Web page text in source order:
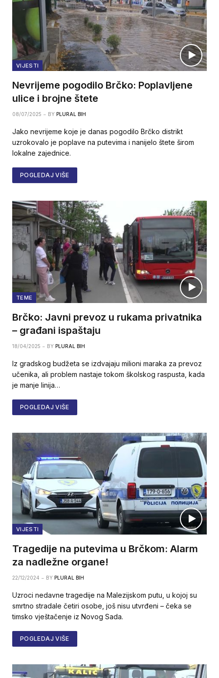
VIJESTI
Nevrijeme pogodilo Brčko: Poplavljene
ulice i brojne štete
08/07/2025 BY PLURAL BIH
Jako nevrijeme koje je danas pogodilo Brčko distrikt
uzrokovalo je poplave na putevima i nanijelo štete širom
lokalne zajednice.
POGLEDAJ VIŠE
TEME
Brčko: Javni prevoz u rukama privatnika
– građani ispaštaju
18/04/2025 BY PLURAL BIH
Iz gradskog budžeta se izdvajaju milioni maraka za prevoz
učenika, ali problem nastaje tokom školskog raspusta, kada
je manje linija…
POGLEDAJ VIŠE
VIJESTI
Tragedije na putevima u Brčkom: Alarm
za nadležne organe!
22/12/2024 BY PLURAL BIH
Uzroci nedavne tragedije na Malezijskom putu, u kojoj su
smrtno stradale četiri osobe, još nisu utvrđeni – čeka se
timsko vještačenje iz Novog Sada.
POGLEDAJ VIŠE